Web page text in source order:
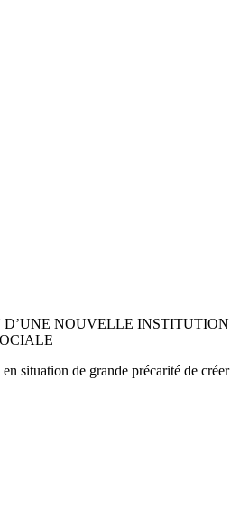
D’UNE NOUVELLE INSTITUTION
situation de grande précarité de créer